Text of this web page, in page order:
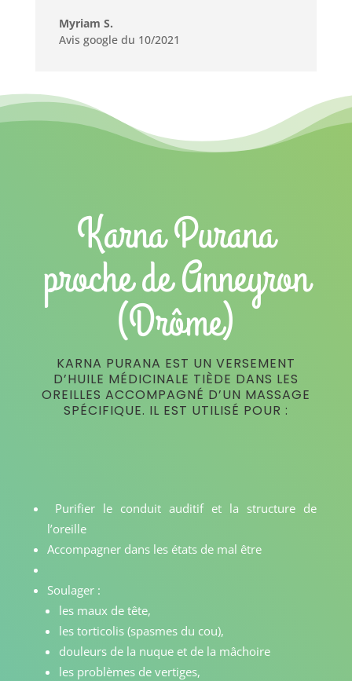
Myriam S.
Avis google du 10/2021
Karna Purana
proche de Anneyron
(Drôme)
KARNA PURANA EST UN VERSEMENT
D’HUILE MÉDICINALE TIÈDE DANS LES
OREILLES ACCOMPAGNÉ D’UN MASSAGE
SPÉCIFIQUE. IL EST UTILISÉ POUR :
Purifier le conduit auditif et la structure de
l’oreille
Accompagner dans les états de mal être
Soulager :
les maux de tête,
les torticolis (spasmes du cou),
douleurs de la nuque et de la mâchoire
les problèmes de vertiges,